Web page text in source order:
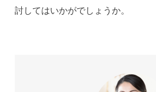
討してはいかがでしょうか。